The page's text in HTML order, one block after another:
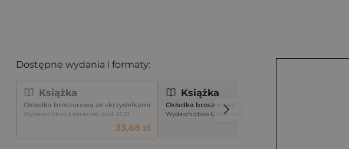
Dostępne wydania i formaty:
Książka
Okładka broszurowa ze skrzydełkami
Wydawnictwo Literackie, wyd. 2021
33,68 zł
Książka
Okładka broszurowa ze skrzydełkami
Wydawnictwo Literackie, wyd. 2024